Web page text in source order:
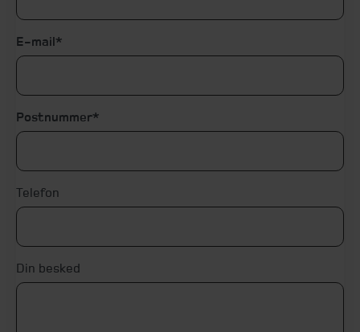
E-mail
Postnummer
Telefon
Din besked